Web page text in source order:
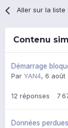
Aller sur la liste
Contenu
Démarrage
Par YAN4, 6 août
12 réponses 7
Données